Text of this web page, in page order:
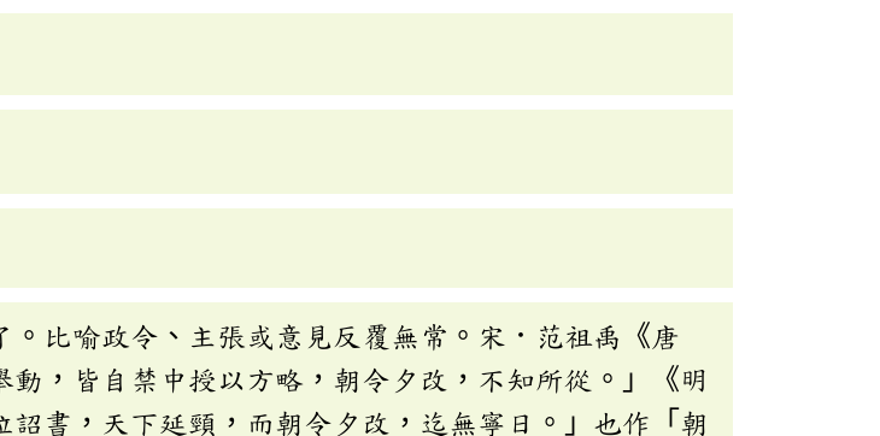
比喻政令、主張或意見反覆無常。宋．范祖禹《唐
，皆自禁中授以方略，朝令夕改，不知所從。」《明
詔書，天下延頸，而朝令夕改，迄無寧日。」也作「朝